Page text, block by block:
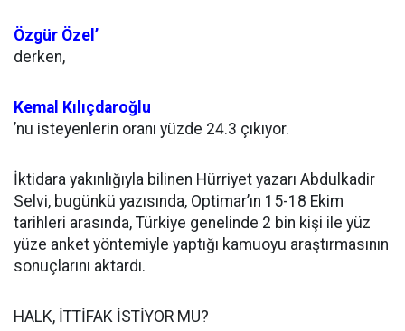
Özgür Özel’
derken,
Kemal Kılıçdaroğlu
’nu isteyenlerin oranı yüzde 24.3 çıkıyor.
İktidara yakınlığıyla bilinen Hürriyet yazarı Abdulkadir
Selvi, bugünkü yazısında, Optimar’ın 15-18 Ekim
tarihleri arasında, Türkiye genelinde 2 bin kişi ile yüz
yüze anket yöntemiyle yaptığı kamuoyu araştırmasının
sonuçlarını aktardı.
HALK, İTTİFAK İSTİYOR MU?